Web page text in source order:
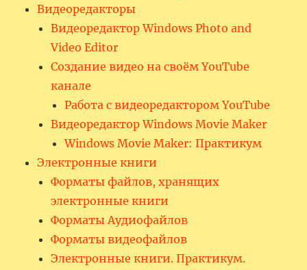
Видеоредакторы
Видеоредактор Windows Photo and
Video Editor
Создание видео на своём YouTube
канале
Работа с видеоредактором YouTube
Видеоредактор Windows Movie Maker
Windows Movie Maker: Практикум
Электронные книги
Форматы файлов, хранящих
электронные книги
Форматы Аудиофайлов
Форматы видеофайлов
Электронные книги. Практикум.